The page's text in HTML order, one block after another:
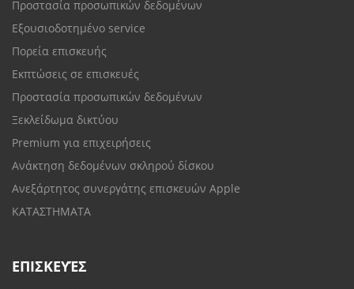
Προστασία προσωπικών δεδομένων
Εξουσιοδοτημένο service
Πορεία επισκευής
Εκπτώσεις σε επισκευές
Προστασία προσωπικών δεδομένων
Ξεκλείδωμα δικτύου
Premium για επιχειρήσεις
Ανάκτηση δεδομένων σκληρού δίσκου
Ανεξάρτητος συνεργάτης επισκευών Apple
ΚΑΤΑΣΤΗΜΑΤΑ
ΕΠΙΣΚΕΥΈΣ